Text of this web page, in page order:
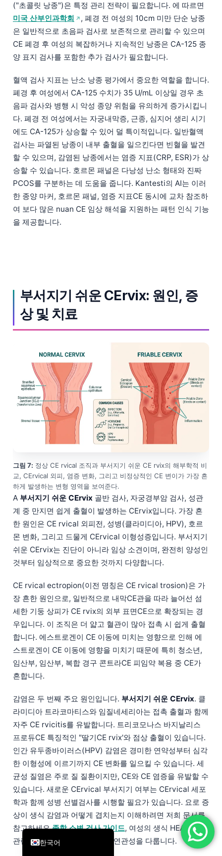
("초콜릿 낭종")은 특정 관리 전략이 필요합니다. 에 따르면
미국 산부인과학회
, 폐경 전 여성의 10cm 미만 단순 낭종
은 일반적으로 초음파 검사로 보존적으로 관리할 수 있으며
CE 폐경 후 여성의 복잡하거나 지속적인 낭종은 CA-125 종
양 표지 검사를 포함한 추가 검사가 필요합니다.
혈액 검사 지표는 난소 낭종 평가에서 중요한 역할을 합니다.
폐경 후 여성에서 CA-125 수치가 35 U/mL 이상일 경우 초
음파 검사와 병행 시 악성 종양 위험을 유의하게 증가시킵니
다. 폐경 전 여성에서는 자궁내막증, 근종, 심지어 생리 시기
에도 CA-125가 상승할 수 있어 덜 특이적입니다. 일반혈액
검사는 파열된 낭종이 내부 출혈을 일으킨다면 빈혈을 발견
할 수 있으며, 감염된 낭종에서는 염증 지표(CRP, ESR)가 상
승할 수 있습니다. 호르몬 패널은 다낭성 난소 형태와 진짜
PCOS를 구분하는 데 도움을 줍니다. Kantesti의 AI는 이러
한 종양 마커, 호르몬 패널, 염증 지표CE 동시에 교차 참조하
여 보다 많은 nuan CE 임상 해석을 지원하는 패턴 인식 기능
을 제공합니다.
부서지기 쉬운 CErvix: 원인, 증
상 및 치료
그림 7: 정상 CE rvical 조직과 부서지기 쉬운 CE rvix의 해부학적 비
교, CErvical 외피, 염증 변화, 그리고 비정상적인 CE 변이가 가장 흔
하게 발생하는 변형 영역을 보여준다.
A 부서지기 쉬운 CErvix 골반 검사, 자궁경부암 검사, 성관
계 중 만지면 쉽게 출혈이 발생하는 CErvix입니다. 가장 흔
한 원인은 CE rvical 외피전, 성병(클라미디아, HPV), 호르
몬 변화, 그리고 드물게 CErvical 이형성증입니다. 부서지기
쉬운 CErvix는 진단이 아니라 임상 소견이며, 완전히 양성인
것부터 임상적으로 중요한 것까지 다양합니다.
CE rvical ectropion(이전 명칭은 CE rvical trosion)은 가
장 흔한 원인으로, 일반적으로 내막CE관을 따라 늘어선 섬
세한 기둥 상피가 CE rvix의 외부 표면CE으로 확장되는 경
우입니다. 이 조직은 더 얇고 혈관이 많아 접촉 시 쉽게 출혈
합니다. 에스트로겐이 CE 이동에 미치는 영향으로 인해 에
스트로겐이 CE 이동에 영향을 미치기 때문에 특히 청소년,
임산부, 임산부, 복합 경구 콘트라CE 피임약 복용 중 CE가
흔합니다.
감염은 두 번째 주요 원인입니다. 부서지기 쉬운 CErvix. 클
라미디아 트라코마티스와 임질네세리아는 접촉 출혈과 함께
자주 CE rvicitis를 유발합니다. 트리코모나스 바지날리스
프로듀CE 특징적인 "딸기CE rvix'와 점상 출혈이 있습니다.
인간 유두종바이러스(HPV) 감염은 경미한 연약성부터 심각
한 이형성에 이르기까지 CE 변화를 일으킬 수 있습니다. 세
균성 질염은 주로 질 질환이지만, CE와 CE 염증을 유발할 수
있습니다. 새로운 CErvical 부서지기 여부는 CErvical 세포
학과 함께 성병 선별검사를 시행할 필요가 있습니다. 요로 증
상이 생식 감염과 어떻게 겹치는지 이해하려면 저희 문서를
참고하세요종합 소변 검사 가이드, 여성의 생식 HEALT와
관련된 요로감염(UTI) 및 감염 연관성을 다룹니다.
한국어
English
العربية
Français
עִבְרִית
Italiano
Español
Português
Ελληνικά
Türkçe
Română
简体中文
فارسی
Български
Dansk
हिन्दी
Bahasa Indonesia
Íslenska
Српски језик
Svenska
Bosanski
Eesti
日本語
Čeština
ქართული
Русский
Lietuvių kalba
Slovenščina
Magyar
తెలుగు
தமிழ்
ગુજરાતી
ಕನ್ನಡ
മലയാളം
Bahasa Melayu
Tiếng Việt
Tagalog
ไทย
ភាសាខ្មែរ
አማርኛ
Українська